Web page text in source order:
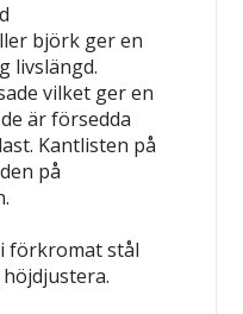
björk ger en
livslängd.
vilket ger en
är försedda
Kantlisten på
på
förkromat stål